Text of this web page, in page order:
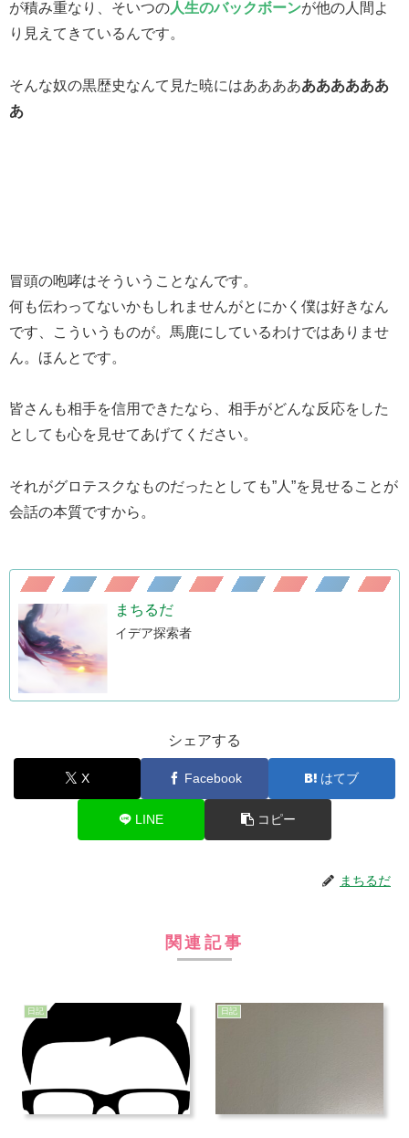
が積み重なり、そいつの人生のバックボーンが他の人間よ
り見えてきているんです。
そんな奴の黒歴史なんて見た暁にはああああああああああ
あ
冒頭の咆哮はそういうことなんです。
何も伝わってないかもしれませんがとにかく僕は好きなん
です、こういうものが。馬鹿にしているわけではありませ
ん。ほんとです。
皆さんも相手を信用できたなら、相手がどんな反応をした
としても心を見せてあげてください。
それがグロテスクなものだったとしても”人”を見せることが
会話の本質ですから。
まちるだ
イデア探索者
シェアする
X Facebook はてブ
LINE コピー
まちるだ
関連記事
日記 日記